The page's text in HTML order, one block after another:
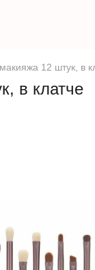
12 штук, в
в клатче